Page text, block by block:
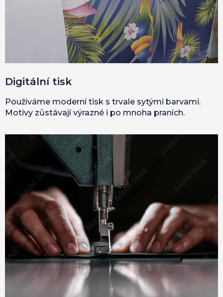
Digitální tisk
Používáme moderní tisk s trvale sytými barvami.
Motivy zůstávají výrazné i po mnoha praních.